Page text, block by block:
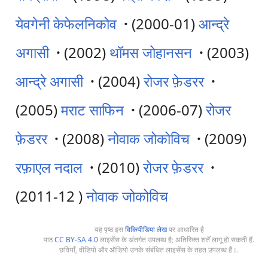
येवगेनी केफेलनिकोव · (2000-01)आन्द्रे
अगासी · (2002) थॉमस जोहानसन · (2003)
आन्द्रे अगासी · (2004)रोजर फ़ेडरर ·
(2005)मराट साफिन · (2006-07)रोजर
फ़ेडरर · (2008)नोवाक जोकोविच · (2009)
रफ़ाएल नदाल · (2010)रोजर फ़ेडरर ·
(2011-12 )नोवाक जोकोविच
यह पृष्ठ इसविकिपीडिया लेखपर आधारित है
पाठCC BY-SA 4.0लाइसेंस के अंतर्गत उपलब्ध है; अतिरिक्त शर्तें लागू हो सकती हैं.
छवियाँ, वीडियो और ऑडियो उनके संबंधित लाइसेंस के तहत उपलब्ध हैं।.